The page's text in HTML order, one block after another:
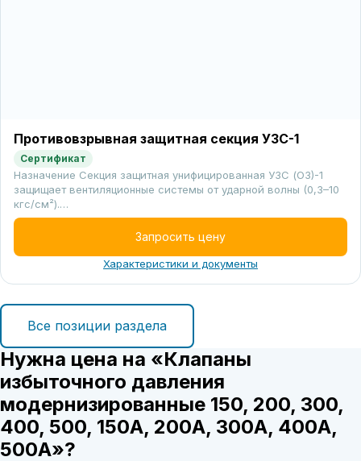
Противовзрывная защитная секция УЗС-1
Сертификат
Назначение Секция защитная унифицированная УЗС (ОЗ)-1
защищает вентиляционные системы от ударной волны (0,3–10
кгс/см²).…
Запросить цену
Характеристики и документы
Все позиции раздела
Нужна цена на «Клапаны
избыточного давления
модернизированные 150, 200, 300,
400, 500, 150А, 200А, 300А, 400А,
500А»?